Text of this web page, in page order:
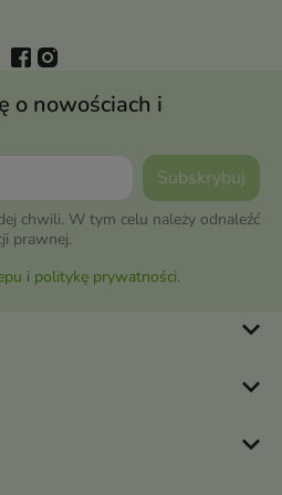
o nowościach i
chwili. W tym celu należy odnaleźć
prawnej.
i politykę prywatności.
keyboard_arrow_down
keyboard_arrow_down
keyboard_arrow_down